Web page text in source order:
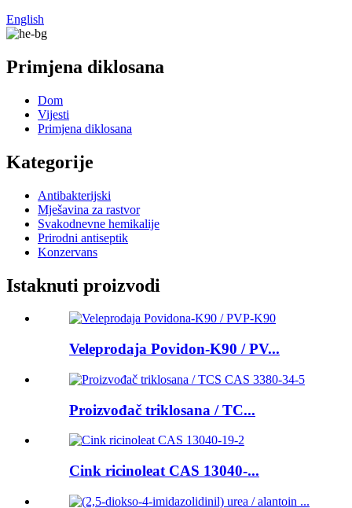
English
Primjena diklosana
Dom
Vijesti
Primjena diklosana
Kategorije
Antibakterijski
Mješavina za rastvor
Svakodnevne hemikalije
Prirodni antiseptik
Konzervans
Istaknuti proizvodi
Veleprodaja Povidon-K90 / PV...
Proizvođač triklosana / TC...
Cink ricinoleat CAS 13040-...